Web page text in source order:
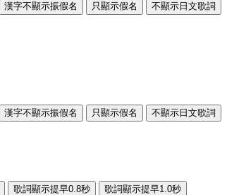
漢字不顯示振假名 只顯示假名
不顯示日文歌詞
漢字不顯示振假名 只顯示假名
不顯示日文歌詞
歌詞顯示提早0.8秒 歌詞顯示提早1.0秒